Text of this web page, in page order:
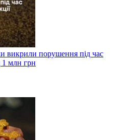
викрили порушення під час
1 млн грн